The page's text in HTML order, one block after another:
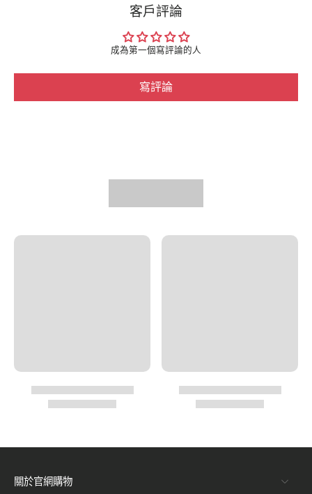
客戶評論
成為第一個寫評論的人
寫評論
關於官網購物